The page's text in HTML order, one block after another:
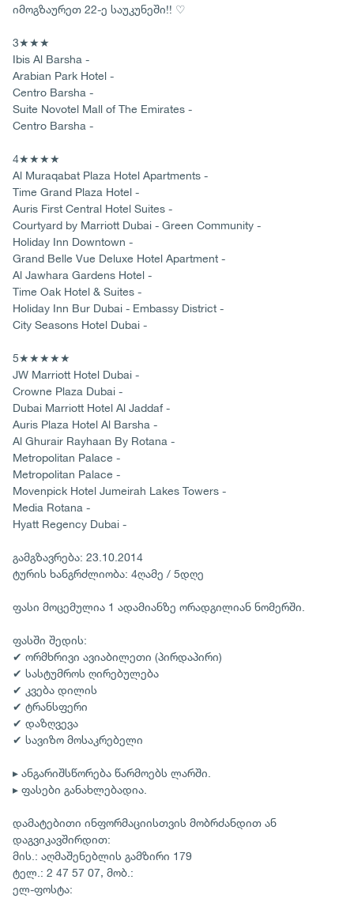
იმოგზაურეთ 22-ე საუკუნეში!! ♡
3★★★
Ibis Al Barsha -
Arabian Park Hotel -
Centro Barsha -
Suite Novotel Mall of The Emirates -
Centro Barsha -
4★★★★
Al Muraqabat Plaza Hotel Apartments -
Time Grand Plaza Hotel -
Auris First Central Hotel Suites -
Courtyard by Marriott Dubai - Green Community -
Holiday Inn Downtown -
Grand Belle Vue Deluxe Hotel Apartment -
Al Jawhara Gardens Hotel -
Time Oak Hotel & Suites -
Holiday Inn Bur Dubai - Embassy District -
City Seasons Hotel Dubai -
5★★★★★
JW Marriott Hotel Dubai -
Crowne Plaza Dubai -
Dubai Marriott Hotel Al Jaddaf -
Auris Plaza Hotel Al Barsha -
Al Ghurair Rayhaan By Rotana -
Metropolitan Palace -
Metropolitan Palace -
Movenpick Hotel Jumeirah Lakes Towers -
Media Rotana -
Hyatt Regency Dubai -
გამგზავრება: 23.10.2014
ტურის ხანგრძლიობა: 4ღამე / 5დღე
ფასი მოცემულია 1 ადამიანზე ორადგილიან ნომერში.
ფასში შედის:
✔ ორმხრივი ავიაბილეთი (პირდაპირი)
✔ სასტუმროს ღირებულება
✔ კვება დილის
✔ ტრანსფერი
✔ დაზღვევა
✔ სავიზო მოსაკრებელი
▸ ანგარიშსწორება წარმოებს ლარში.
▸ ფასები განახლებადია.
დამატებითი ინფორმაციისთვის მობრძანდით ან
დაგვიკავშირდით:
მის.: აღმაშენებლის გამზირი 179
ტელ.: 2 47 57 07, მობ.:
ელ-ფოსტა: